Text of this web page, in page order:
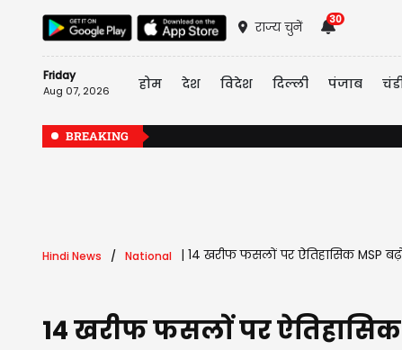
राज्य चुनें
30
Friday
Aug 07, 2026 होम देश विदेश दिल्ली पंजाब
BREAKING
Hindi News National 14 खरीफ फसलों पर ऐतिहासिक MSP
14 खरीफ फसलों पर ऐतिहासिक